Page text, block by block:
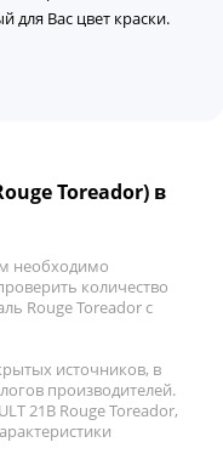
для Вас цвет краски.
Toreador) в
необходимо
количество
Rouge Toreador с
источников, в
производителей.
21B Rouge Toreador,